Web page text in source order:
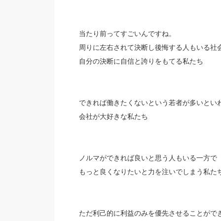
当たり前ってすごいんですね。
周りに左右されて決断し後悔する人もいる社
自分の決断に自信と誇りをもてる私たち
できれば働きたくないという若者が多いとい
会社が大好きな私たち
ノルマができれば良いと思う人もいる一方で
もっと良くなりたいと力を注いでしまう私た
ただ利己的に利益のみを優先させることがで